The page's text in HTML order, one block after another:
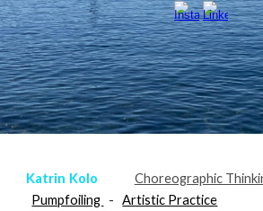
Katrin Kolo Choreographic
Pumpfoiling -Artistic Practice